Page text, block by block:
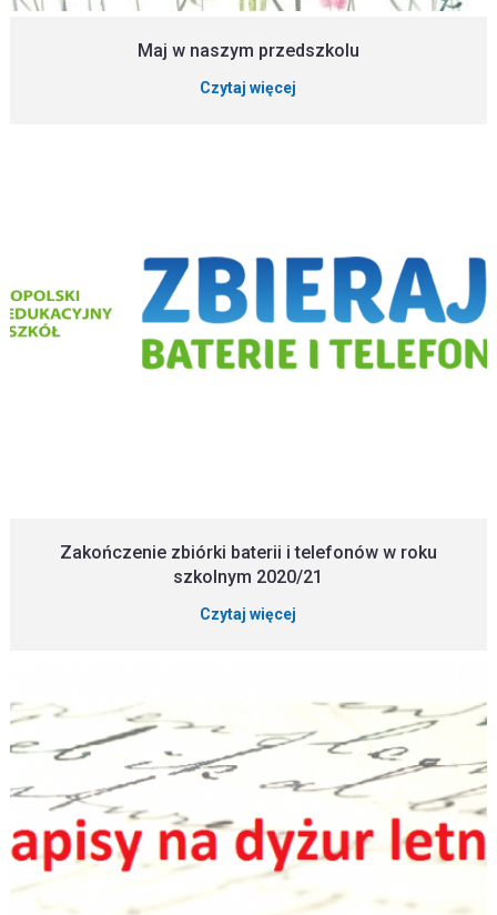
Maj w naszym przedszkolu
Czytaj więcej
Zakończenie zbiórki baterii i telefonów w roku
szkolnym 2020/21
Czytaj więcej